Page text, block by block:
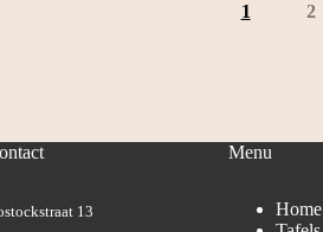
1 2
13
Menu
Home